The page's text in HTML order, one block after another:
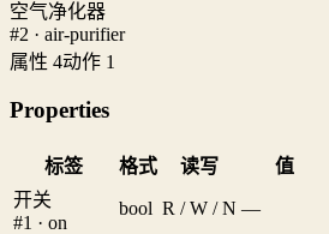
空气净化器
#2 · air-purifier
属性 4动作 1
Properties
标签 格式 读写
值
开关
#1 · on
bool R / W / N —